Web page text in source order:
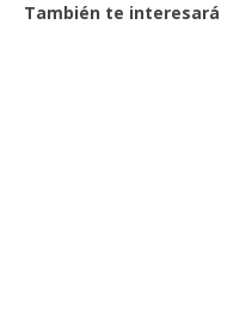
c
i
a
m
También te interesará